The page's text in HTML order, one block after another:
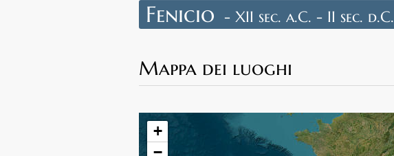
Fenicio - XII sec. a.C. - II sec. d.C.
Mappa dei luoghi
+
−